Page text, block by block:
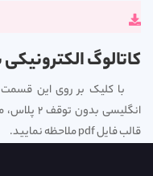
کاتالوگ الکترونیکی
با کلیک بر روی این قسمت
قالب فایل pdf ملاحظه نمایید.